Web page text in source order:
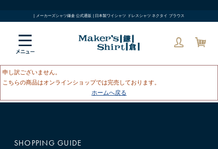
| メーカーズシャツ鎌倉 公式通販 | 日本製ワイシャツ ドレスシャツ ネクタイ ブラウス
申し訳ございません。
こちらの商品はオンラインショップでは完売しております。
ホームへ戻る
SHOPPING GUIDE